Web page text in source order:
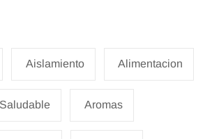
Aislamiento Alimentacion
Aromas